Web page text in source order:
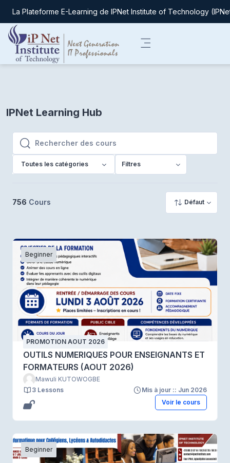
Passer au contenu principal
La Plateforme E-Learning de IPNet Institute of Technology
IPNet Learning Hub
Rechercher des cours
Rechercher des cours
Toutes les catégories Filtres
756 Cours Défaut
Beginner
PROMOTION AOUT 2026
OUTILS NUMERIQUES POUR ENSEIGNANTS ET
FORMATEURS (AOUT 2026)
Mawuli KUTOWOGBE
3 Lessons
Mis à jour :: Jun 2026
Voir le cours
Beginner